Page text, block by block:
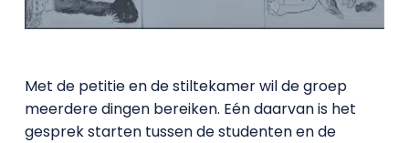
Met de petitie en de stiltekamer wil de groep
meerdere dingen bereiken. Eén daarvan is het
gesprek starten tussen de studenten en de